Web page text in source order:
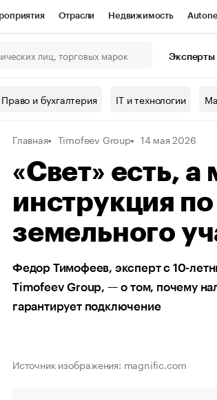
Отрасли Недвижимость
Спецпроекты Проверка контрагентов
наличной валюты
Эксперты
Право и бухгалтерия IT и технологии
Главная Timofeev Group 14 мая 2026
«Свет» есть,
инструкция
земельного
Федор Тимофеев, эксперт с 10-
Timofeev Group, — о том, почему
гарантирует подключение
Источник изображения: magnific.com